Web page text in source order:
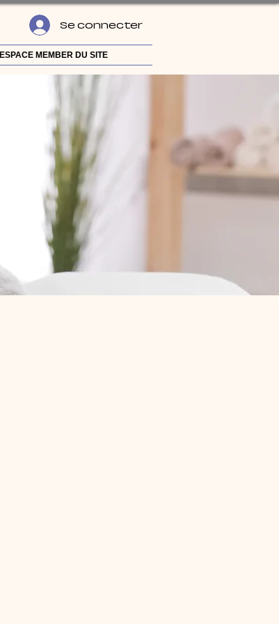
Se connecter
ESPACE MEMBER DU SITE